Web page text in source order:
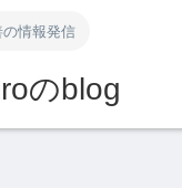
情報発信
のblog